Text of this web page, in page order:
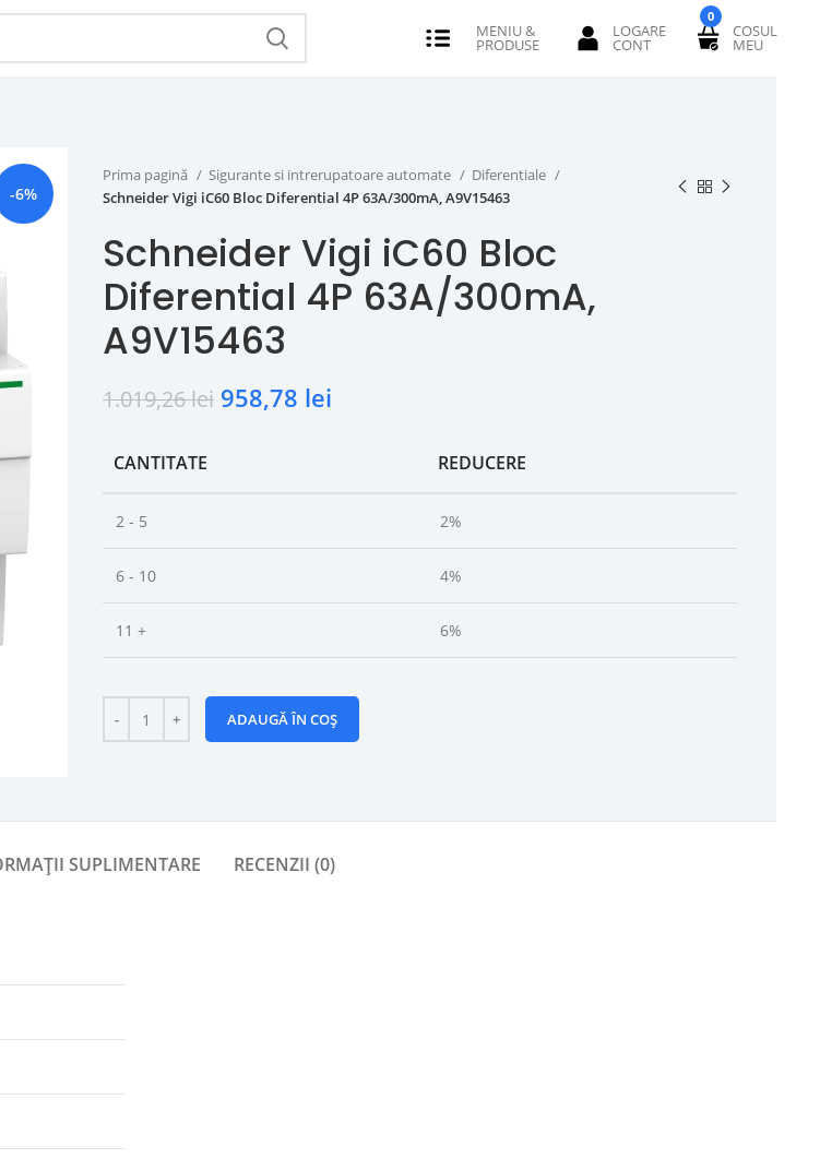
0
-6%
Prima pagină Sigurante si intrerupatoare automate
Diferentiale
Schneider Vigi iC60 Bloc Diferential 4P 63A/300mA, A9V15463
Schneider Vigi iC60 Bloc
Diferential 4P 63A/300mA,
A9V15463
1.019,26lei 958,78 lei
CANTITATE REDUCERE
2 - 5 2%
6 - 10 4%
11 + 6%
ADAUGĂ ÎN COȘ
SUPLIMENTARE RECENZII (0)